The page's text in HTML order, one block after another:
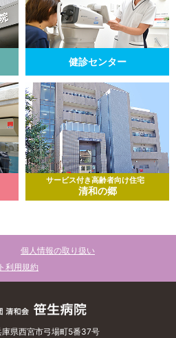
健診センター
サービス付き高齢者向け住宅
清和の郷
個人情報の取り扱い
利用規約
県西宮市弓場町5番37号